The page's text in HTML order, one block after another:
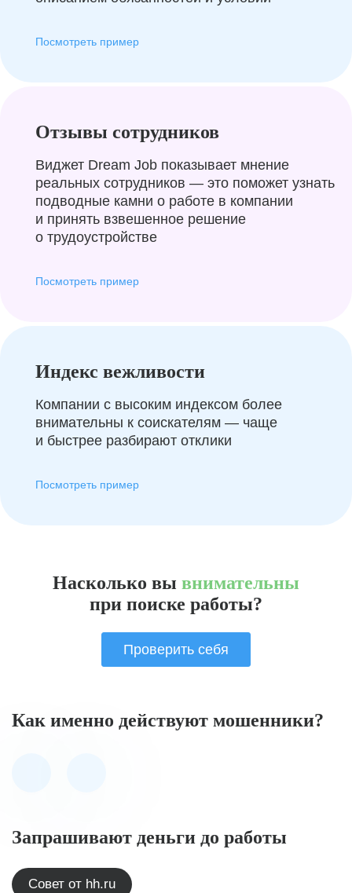
Посмотреть пример
Отзывы сотрудников
Виджет Dream Job показывает мнение
реальных сотрудников — это поможет узнать
подводные камни о работе в компании
и принять взвешенное решение
о трудоустройстве
Посмотреть пример
Индекс вежливости
Компании с высоким индексом более
внимательны к соискателям — чаще
и быстрее разбирают отклики
Посмотреть пример
Насколько вы внимательны
при поиске работы?
Проверить себя
Как именно действуют мошенники?
Запрашивают деньги до работы
Совет от hh.ru